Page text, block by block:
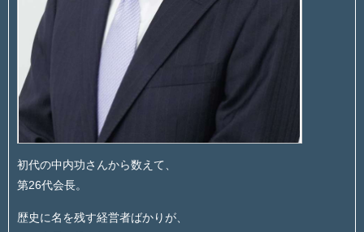
初代の中内功さんから数えて、
第26代会長。
歴史に名を残す経営者ばかりが、